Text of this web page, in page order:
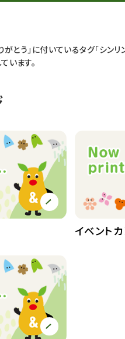
がとう」に付いているタグ「シンリ
います。
イベント